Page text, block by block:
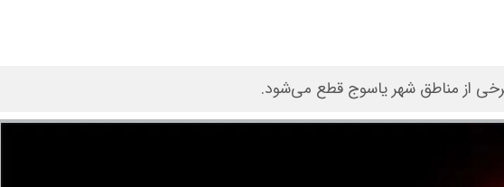
برخی از مناطق شهر یاسوج قطع می‌شود.